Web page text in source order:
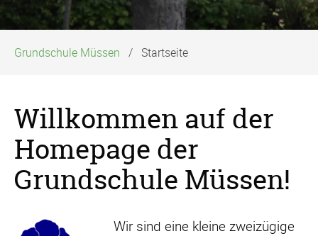
Grundschule Müssen Startseite
Willkommen auf der
Homepage der
Grundschule Müssen!
Wir sind eine kleine zweizügige